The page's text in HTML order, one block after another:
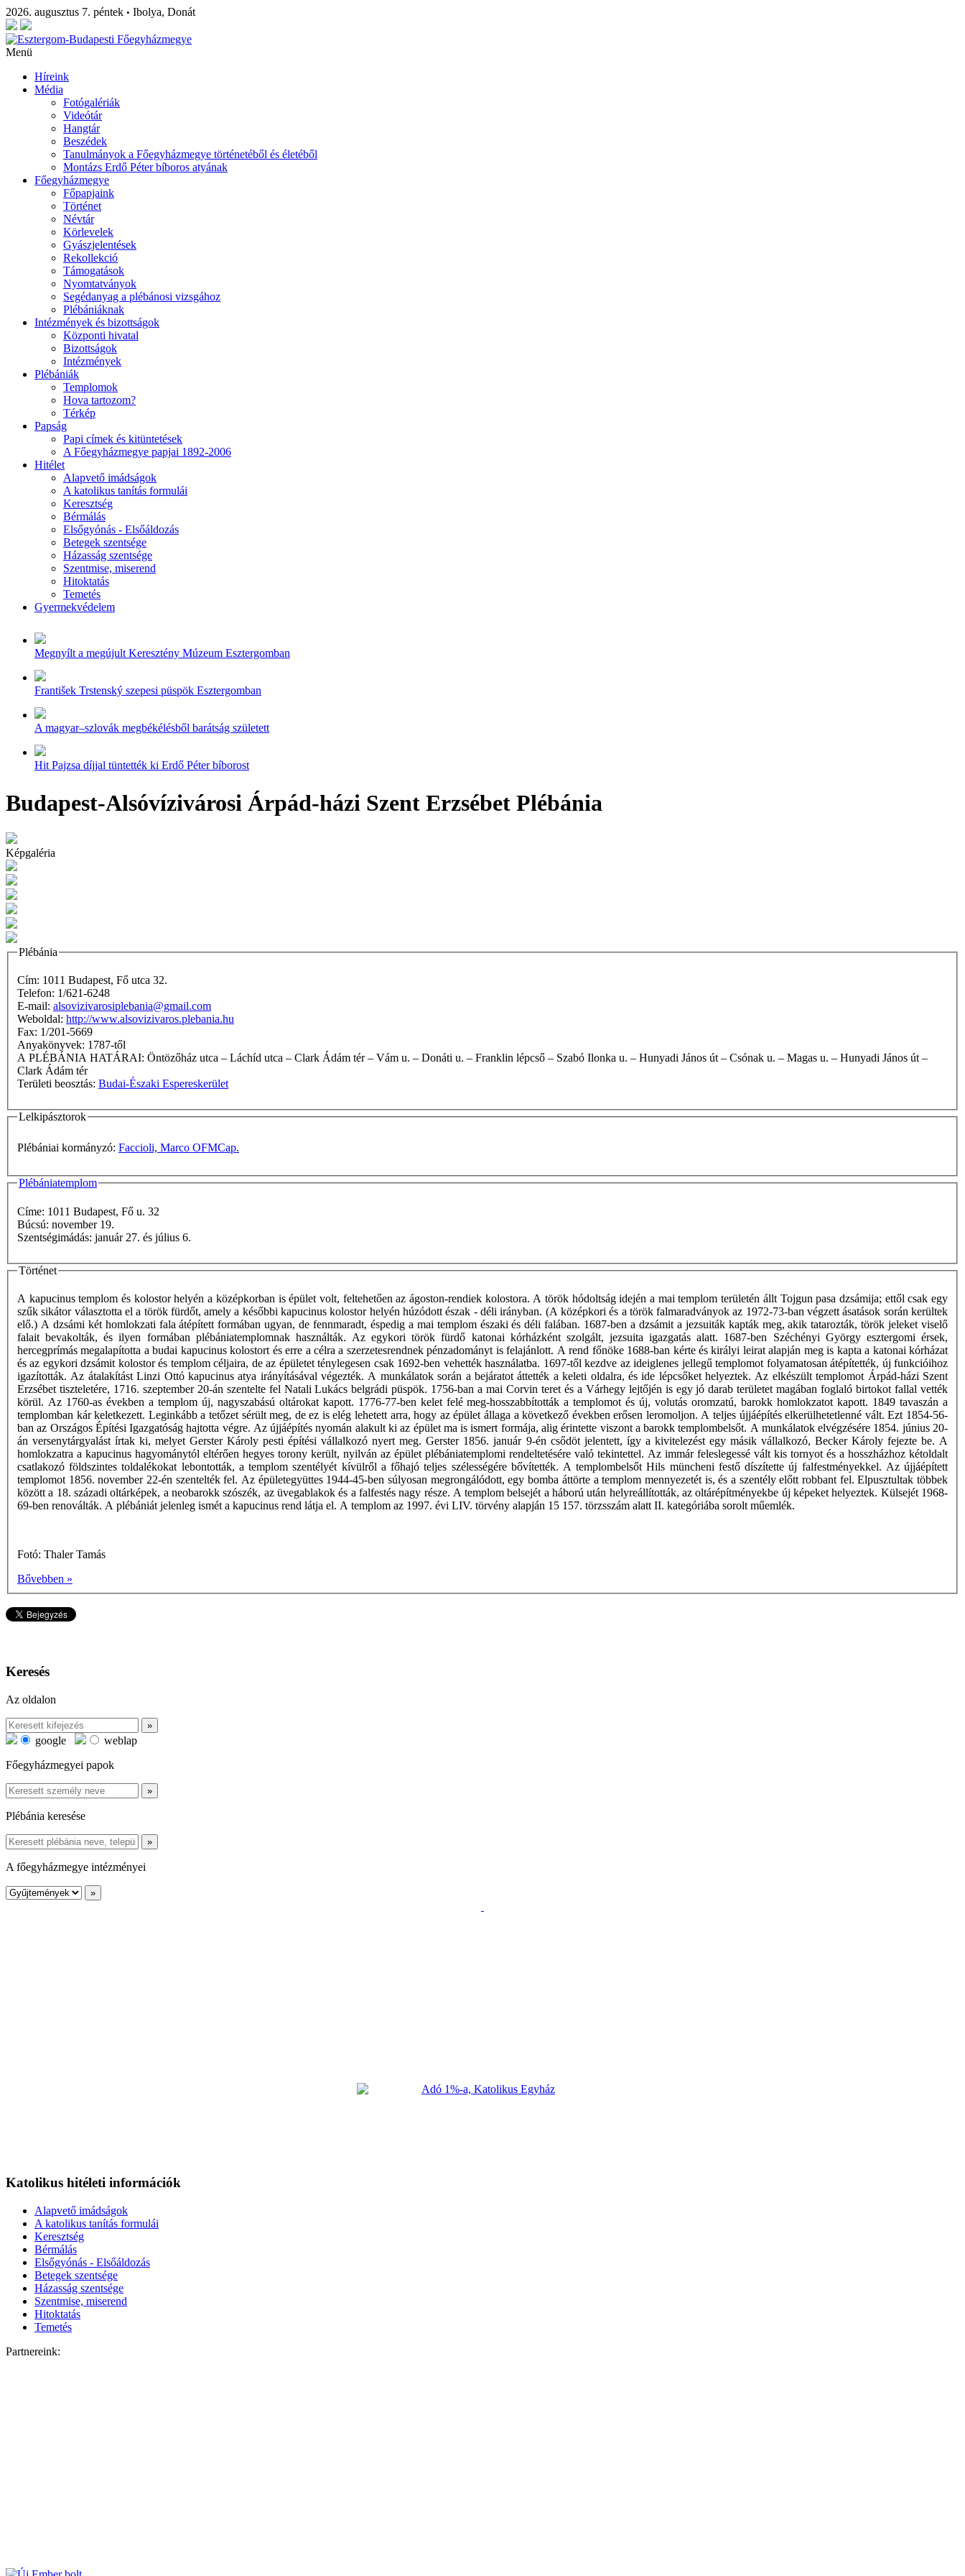
2026. augusztus 7. péntek • Ibolya, Donát
Menü
Híreink
Média
Fotógalériák
Videótár
Hangtár
Beszédek
Tanulmányok a Főegyházmegye történetéből és életéből
Montázs Erdő Péter bíboros atyának
Főegyházmegye
Főpapjaink
Történet
Névtár
Körlevelek
Gyászjelentések
Rekollekció
Támogatások
Nyomtatványok
Segédanyag a plébánosi vizsgához
Plébániáknak
Intézmények és bizottságok
Központi hivatal
Bizottságok
Intézmények
Plébániák
Templomok
Hova tartozom?
Térkép
Papság
Papi címek és kitüntetések
A Főegyházmegye papjai 1892-2006
Hitélet
Alapvető imádságok
A katolikus tanítás formulái
Keresztség
Bérmálás
Elsőgyónás - Elsőáldozás
Betegek szentsége
Házasság szentsége
Szentmise, miserend
Hitoktatás
Temetés
Gyermekvédelem
Megnyílt a megújult Keresztény Múzeum Esztergomban
František Trstenský szepesi püspök Esztergomban
A magyar–szlovák megbékélésből barátság született
Hit Pajzsa díjjal tüntették ki Erdő Péter bíborost
Budapest-Alsóvízivárosi Árpád-házi Szent Erzsébet Plébánia
Képgaléria
Plébánia
Cím: 1011 Budapest, Fő utca 32.
Telefon: 1/621-6248
E-mail: alsovizivarosiplebania@gmail.com
Weboldal: http://www.alsovizivaros.plebania.hu
Fax: 1/201-5669
Anyakönyvek: 1787-től
A PLÉBÁNIA HATÁRAI: Öntözőház utca – Láchíd utca – Clark Ádám tér – Vám u. – Donáti u. – Franklin lépcső – Szabó Ilonka u. – Hunyadi János út – Csónak u. – Magas u. – Hunyadi János út –
Clark Ádám tér
Területi beosztás: Budai-Északi Espereskerület
Lelkipásztorok
Plébániai kormányzó: Faccioli, Marco OFMCap.
Plébániatemplom
Címe: 1011 Budapest, Fő u. 32
Búcsú: november 19.
Szentségimádás: január 27. és július 6.
Történet
A kapucinus templom és kolostor helyén a középkorban is épület volt, feltehetően az ágoston-rendiek kolostora. A török hódoltság idején a mai templom területén állt Tojgun pasa dzsámija; ettől csak egy
szűk sikátor választotta el a török fürdőt, amely a későbbi kapucinus kolostor helyén húzódott észak - déli irányban. (A középkori és a török falmaradványok az 1972-73-ban végzett ásatások során kerültek
elő.) A dzsámi két homlokzati fala átépített formában ugyan, de fennmaradt, éspedig a mai templom északi és déli falában. 1687-ben a dzsámit a jezsuiták kapták meg, akik tatarozták, török jeleket viselő
falait bevakolták, és ilyen formában plébániatemplomnak használták. Az egykori török fürdő katonai kórházként szolgált, jezsuita igazgatás alatt. 1687-ben Széchényi György esztergomi érsek,
hercegprímás megalapította a budai kapucinus kolostort és erre a célra a szerzetesrendnek pénzadományt is felajánlott. A rend főnöke 1688-ban kérte és királyi leirat alapján meg is kapta a katonai kórházat
és az egykori dzsámit kolostor és templom céljaira, de az épületet ténylegesen csak 1692-ben vehették használatba. 1697-től kezdve az ideiglenes jellegű templomot folyamatosan átépítették, új funkcióihoz
igazították. Az átalakítást Linzi Ottó kapucinus atya irányításával végezték. A munkálatok során a bejáratot áttették a keleti oldalra, és ide lépcsőket helyeztek. Az elkészült templomot Árpád-házi Szent
Erzsébet tiszteletére, 1716. szeptember 20-án szentelte fel Natali Lukács belgrádi püspök. 1756-ban a mai Corvin teret és a Várhegy lejtőjén is egy jó darab területet magában foglaló birtokot fallal vették
körül. Az 1760-as években a templom új, nagyszabású oltárokat kapott. 1776-77-ben kelet felé meg-hosszabbították a templomot és új, volutás oromzatú, barokk homlokzatot kapott. 1849 tavaszán a
templomban kár keletkezett. Leginkább a tetőzet sérült meg, de ez is elég lehetett arra, hogy az épület állaga a következő években erősen leromoljon. A teljes újjáépítés elkerülhetetlenné vált. Ezt 1854-56-
ban az Országos Építési Igazgatóság hajtotta végre. Az újjáépítés nyomán alakult ki az épület ma is ismert formája, alig érintette viszont a barokk templombelsőt. A munkálatok elvégzésére 1854. június 20-
án versenytárgyalást írtak ki, melyet Gerster Károly pesti építési vállalkozó nyert meg. Gerster 1856. január 9-én csődöt jelentett, így a kivitelezést egy másik vállalkozó, Becker Károly fejezte be. A
homlokzatra a kapucinus hagyománytól eltérően hegyes torony került, nyilván az épület plébániatemplomi rendeltetésére való tekintettel. Az immár feleslegessé vált kis tornyot és a hosszházhoz kétoldalt
csatlakozó földszintes toldalékokat lebontották, a templom szentélyét kívülről a főhajó teljes szélességére bővítették. A templombelsőt Hils müncheni festő díszítette új falfestményekkel. Az újjáépített
templomot 1856. november 22-én szentelték fel. Az épületegyüttes 1944-45-ben súlyosan megrongálódott, egy bomba áttörte a templom mennyezetét is, és a szentély előtt robbant fel. Elpusztultak többek
között a 18. századi oltárképek, a neobarokk szószék, az üvegablakok és a falfestés nagy része. A templom belsejét a háború után helyreállították, az oltárépítményekbe új képeket helyeztek. Külsejét 1968-
69-ben renoválták. A plébániát jelenleg ismét a kapucinus rend látja el. A templom az 1997. évi LIV. törvény alapján 15 157. törzsszám alatt II. kategóriába sorolt műemlék.
Fotó: Thaler Tamás
Bővebben »
Keresés
Az oldalon
google
weblap
Főegyházmegyei papok
Plébánia keresése
A főegyházmegye intézményei
Katolikus hitéleti információk
Alapvető imádságok
A katolikus tanítás formulái
Keresztség
Bérmálás
Elsőgyónás - Elsőáldozás
Betegek szentsége
Házasság szentsége
Szentmise, miserend
Hitoktatás
Temetés
Partnereink: